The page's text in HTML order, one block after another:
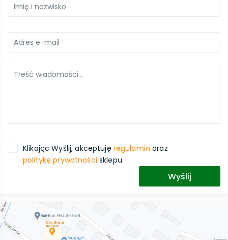
Imię i nazwisko
Adres e-mail
Treść wiadomości...
Klikając Wyślij, akceptuję regulamin oraz
politykę prywatności sklepu.
Wyślij